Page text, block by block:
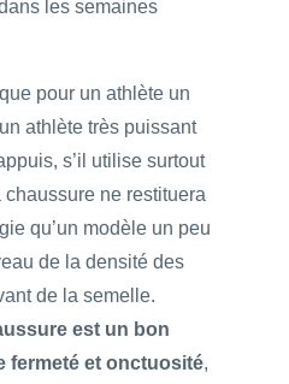
les semaines
pour un athlète un
athlète très puissant
s’il utilise surtout
chaussure ne restituera
qu’un modèle un peu
de la densité des
de la semelle.
est un bon
fermeté et onctuosité,